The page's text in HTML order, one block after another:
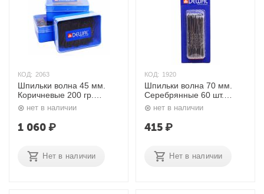
КОД: 2063
Шпильки волна 45 мм.
Коричневые 200 гр.
SLT45V-3/200 Dewal
нет в наличии
1 060₽
Нет в наличии
КОД: 1920
Шпильки волна 70 мм.
Серебрянные 60 шт.
SLT70V-1/60 Dewal
нет в наличии
415₽
Нет в наличии